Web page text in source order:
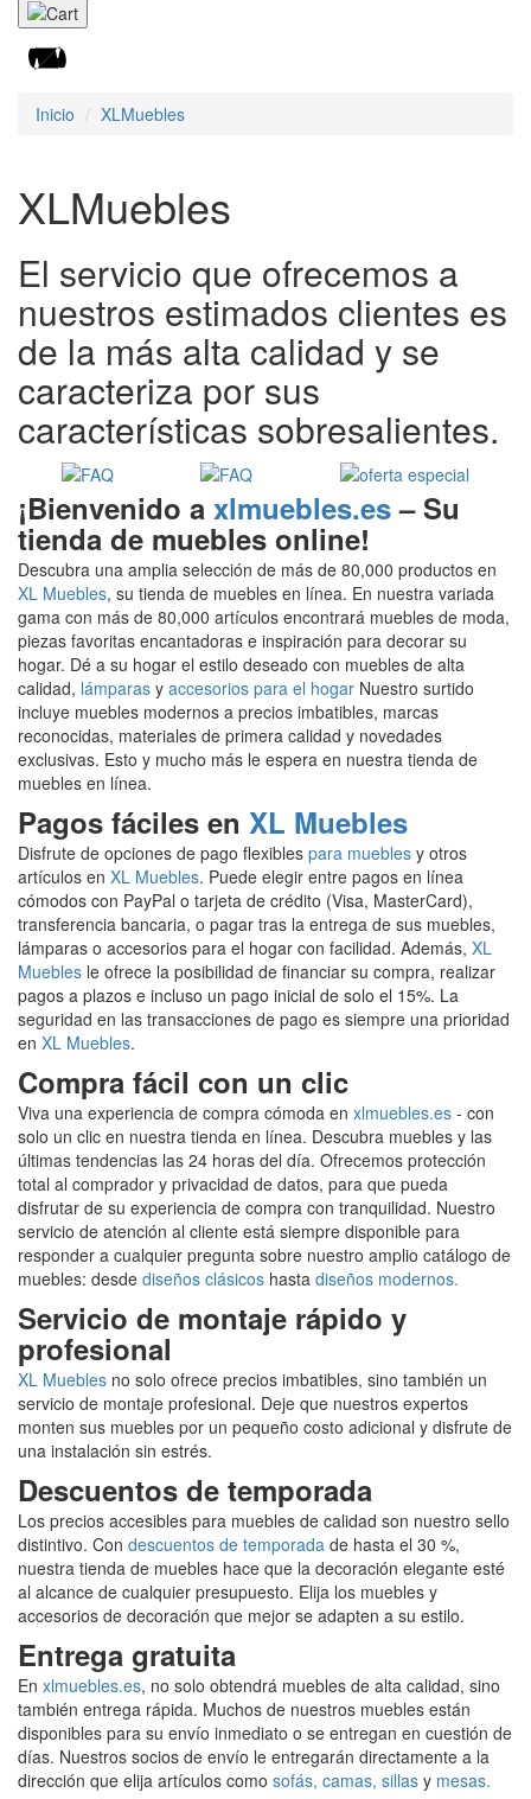
Inicio XLMuebles
XLMuebles
El servicio que ofrecemos a
nuestros estimados clientes es
de la más alta calidad y se
caracteriza por sus
características sobresalientes.
¡Bienvenido a xlmuebles.es– Su
tienda de muebles online!
Descubra una amplia selección de más de 80,000 productos en
XL Muebles, su tienda de muebles en línea. En nuestra variada
gama con más de 80,000 artículos encontrará muebles de moda,
piezas favoritas encantadoras e inspiración para decorar su
hogar. Dé a su hogar el estilo deseado con muebles de alta
calidad, lámparas y accesorios para el hogar Nuestro surtido
incluye muebles modernos a precios imbatibles, marcas
reconocidas, materiales de primera calidad y novedades
exclusivas. Esto y mucho más le espera en nuestra tienda de
muebles en línea.
Pagos fáciles en XL Muebles
Disfrute de opciones de pago flexibles para muebles y otros
artículos en XL Muebles. Puede elegir entre pagos en línea
cómodos con PayPal o tarjeta de crédito (Visa, MasterCard),
transferencia bancaria, o pagar tras la entrega de sus muebles,
lámparas o accesorios para el hogar con facilidad. Además, XL
Muebles le ofrece la posibilidad de financiar su compra, realizar
pagos a plazos e incluso un pago inicial de solo el 15%. La
seguridad en las transacciones de pago es siempre una prioridad
en XL Muebles.
Compra fácil con un clic
Viva una experiencia de compra cómoda en xlmuebles.es - con
solo un clic en nuestra tienda en línea. Descubra muebles y las
últimas tendencias las 24 horas del día. Ofrecemos protección
total al comprador y privacidad de datos, para que pueda
disfrutar de su experiencia de compra con tranquilidad. Nuestro
servicio de atención al cliente está siempre disponible para
responder a cualquier pregunta sobre nuestro amplio catálogo de
muebles: desde diseños clásicos hasta diseños modernos.
Servicio de montaje rápido y
profesional
XL Muebles no solo ofrece precios imbatibles, sino también un
servicio de montaje profesional. Deje que nuestros expertos
monten sus muebles por un pequeño costo adicional y disfrute de
una instalación sin estrés.
Descuentos de temporada
Los precios accesibles para muebles de calidad son nuestro sello
distintivo. Con descuentos de temporada de hasta el 30 %,
nuestra tienda de muebles hace que la decoración elegante esté
al alcance de cualquier presupuesto. Elija los muebles y
accesorios de decoración que mejor se adapten a su estilo.
Entrega gratuita
En xlmuebles.es, no solo obtendrá muebles de alta calidad, sino
también entrega rápida. Muchos de nuestros muebles están
disponibles para su envío inmediato o se entregan en cuestión de
días. Nuestros socios de envío le entregarán directamente a la
dirección que elija artículos como sofás, camas, sillas y mesas.